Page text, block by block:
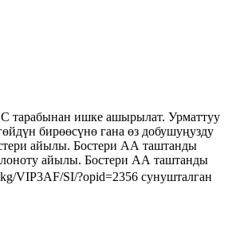
тарабынан ишке ашырылат. Урматтуу
бирөөсүнө гана өз добушуңузду
айылы. Бостери АА таштанды
айылы. Бостери АА таштанды
VIP3AF/SI/?opid=2356 сунушталган